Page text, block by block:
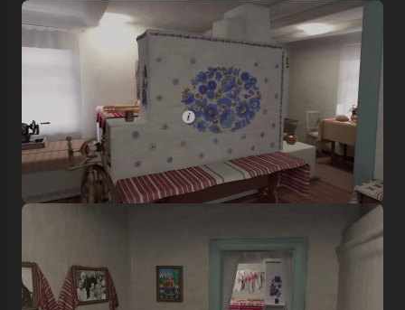
та інтерактивний досвід, роблячи знайомство з
Білокур захопливим для глядачів будь-якого віку.